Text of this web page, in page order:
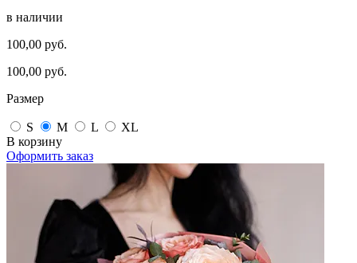
в наличии
100,00 руб.
100,00 руб.
Размер
S M L
XL
В корзину
Оформить заказ